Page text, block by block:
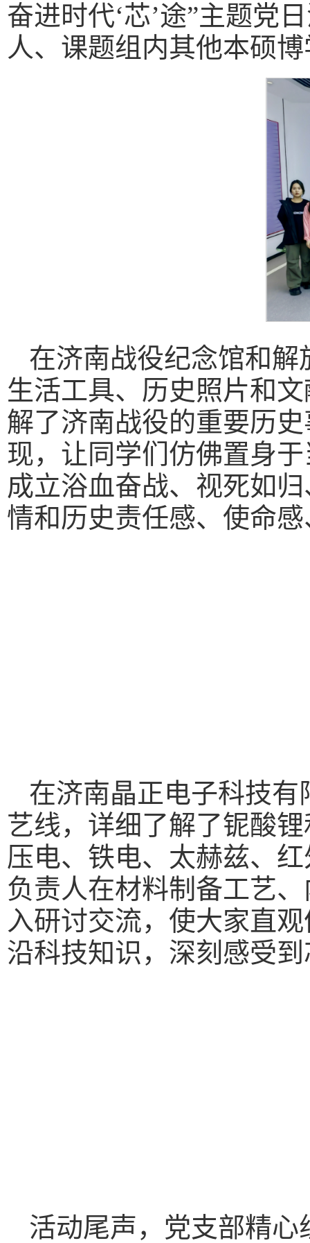
奋进时代‘芯’途”主题党
人、课题组内其他本硕
在济南战役纪念馆和
生活工具、历史照片和
解了济南战役的重要历
现，让同学们仿佛置身
成立浴血奋战、视死如
情和历史责任感、使命
在济南晶正电子科技
艺线，详细了解了铌酸
压电、铁电、太赫兹、
负责人在材料制备工艺
入研讨交流，使大家直
沿科技知识，深刻感受
活动尾声，党支部精